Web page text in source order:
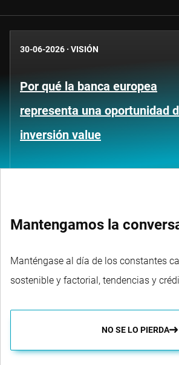
30-06-2026 · VISIÓN
Por qué la banca europea
representa una oportunidad
inversión value
Mantengamos la
Manténgase al día de los constantes
sostenible y factorial, tendencias y
NO SE LO PIERDA